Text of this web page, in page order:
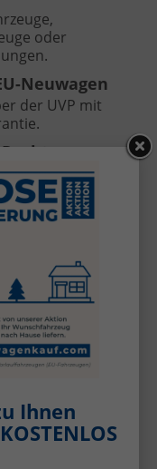
oder
Neuwagen
der UVP mit
bei
Preis
Haustür bei
(außer
Stonic).*
Ihres
Ihnen